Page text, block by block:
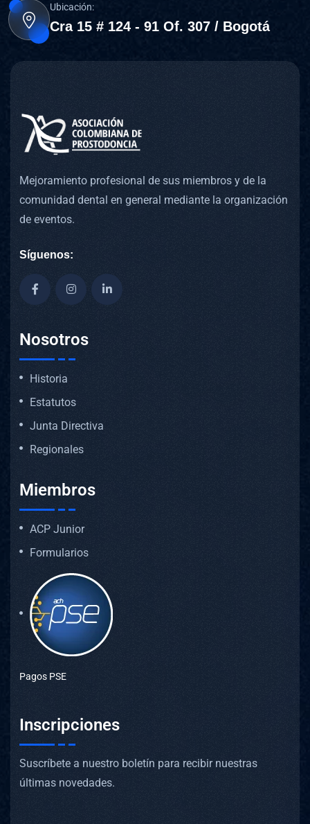
Ubicación:
Cra 15 # 124 - 91 Of. 307 / Bogotá
Mejoramiento profesional de sus miembros y de la
comunidad dental en general mediante la organización
de eventos.
Síguenos:
Nosotros
Historia
Estatutos
Junta Directiva
Regionales
Miembros
ACP Junior
Formularios
Pagos PSE
Inscripciones
Suscríbete a nuestro boletín para recibir nuestras
últimas novedades.